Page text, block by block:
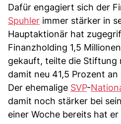
Dafür engagiert sich der
Spuhler immer stärker in
Hauptaktionär hat
Finanzholding 1,5
gekauft, teilte die Stiftung
damit neu 41,5 Prozent an
Der ehemalige SVP-
damit noch stärker bei
einer Woche bereits hat